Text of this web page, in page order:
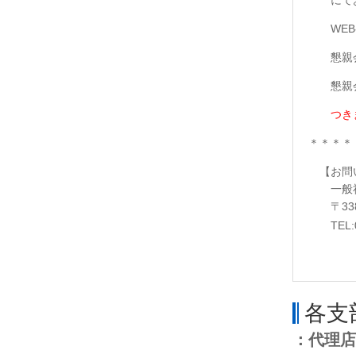
WEB
懇親会
懇親会
つきま
＊＊＊
【お問
一般社
〒338-
各
：代理